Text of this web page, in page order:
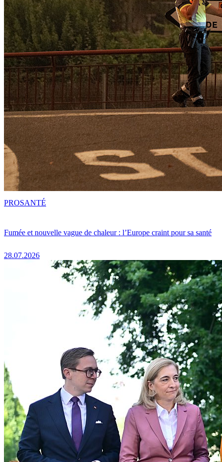
Fumée et nouvelle vague de chaleur : l’Europe craint pour sa santé
28.07.2026
PROSANTÉ